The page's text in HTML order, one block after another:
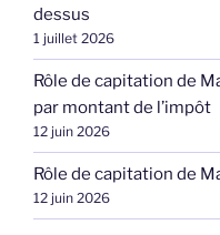
dessus
1 juillet 2026
Rôle de capitation de
par montant de l’impôt
12 juin 2026
Rôle de capitation de
12 juin 2026